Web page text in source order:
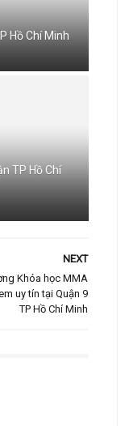
Hồ Chí Minh
TP Hồ Chí
NEXT
Khóa học MMA
uy tín tại Quận 9
TP Hồ Chí Minh